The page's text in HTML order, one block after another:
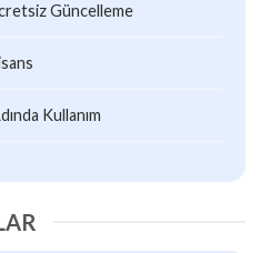
Güncelleme
Kullanım